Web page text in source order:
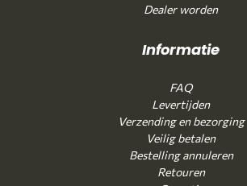
Dealer worden
Informatie
FAQ
Levertijden
Verzending en bezorging
Veilig betalen
Bestelling annuleren
Retouren